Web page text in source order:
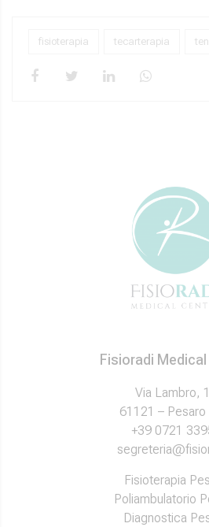
fisioterapia tecarterapia
Fisioradi
Via Lambro,
61121 – Pesaro
+39 0721
Fisioterapia
Poliambulatorio
Diagnostica